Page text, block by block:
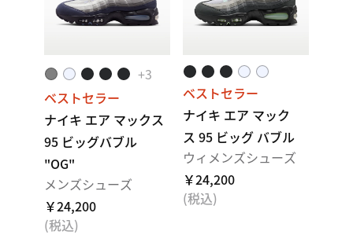
+3
ベストセラー
ナイキ エア マックス
95 ビッグバブル
"OG"
メンズシューズ
￥24,200
(税込)
ベストセラー
ナイキ エア マック
ス 95 ビッグ バブル
ウィメンズシューズ
￥24,200
(税込)